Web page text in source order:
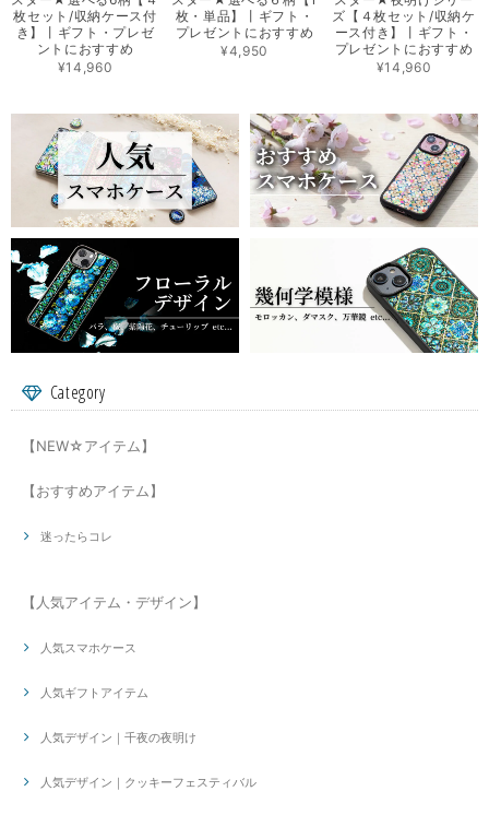
枚セット/収納ケース付
き】丨ギフト・プレゼ
ントにおすすめ
¥14,960
枚・単品】丨ギフト・
プレゼントにおすすめ
¥4,950
ズ【４枚セット/収納ケ
ース付き】丨ギフト・
プレゼントにおすすめ
¥14,960
Category
【NEW☆アイテム】
【おすすめアイテム】
迷ったらコレ
【人気アイテム・デザイン】
人気スマホケース
人気ギフトアイテム
人気デザイン｜千夜の夜明け
人気デザイン｜クッキーフェスティバル